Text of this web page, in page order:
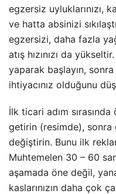
egzersiz uyluklarınızı,
ve hatta absinizi
egzersizi, daha fazla
atış hızınızı da
yaparak başlayın,
ihtiyacınız olduğunu
İlk ticari adım
getirin (resimde), sonra
değiştirin. Bunu ilk
Muhtemelen 30 – 60
aşamada öne değil,
kaslarınızın daha çok